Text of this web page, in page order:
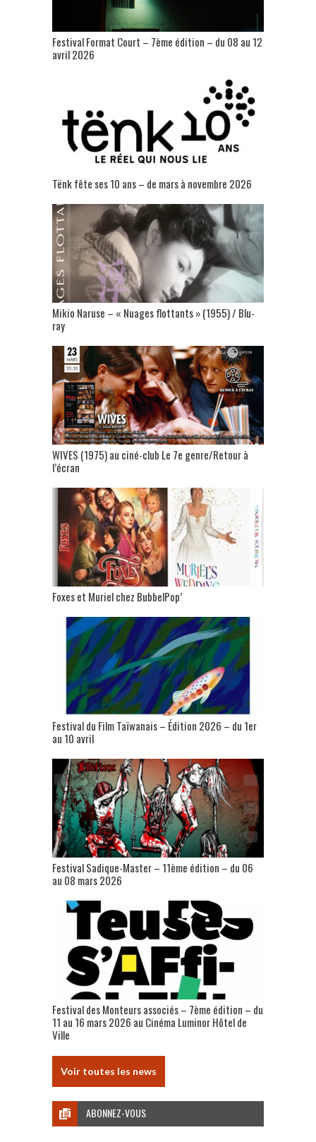
Festival Format Court – 7ème édition – du 08 au 12
avril 2026
Tënk fête ses 10 ans – de mars à novembre 2026
Mikio Naruse – « Nuages flottants » (1955) / Blu-
ray
WIVES (1975) au ciné-club Le 7e genre/Retour à
l’écran
Foxes et Muriel chez BubbelPop’
Festival du Film Taïwanais – Édition 2026 – du 1er
au 10 avril
Festival Sadique-Master – 11ème édition – du 06
au 08 mars 2026
Festival des Monteurs associés – 7ème édition – du
11 au 16 mars 2026 au Cinéma Luminor Hôtel de
Ville
Voir toutes les news
ABONNEZ-VOUS